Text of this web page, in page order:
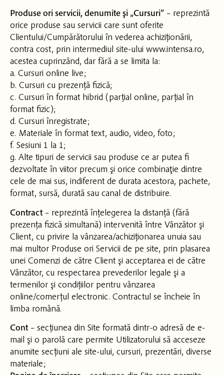
Produse ori servicii, denumite şi „Cursuri” – reprezintă
orice produse sau servicii care sunt oferite
Clientului/Cumpărătorului în vederea achiziționării,
contra cost, prin intermediul site-ului www.intensa.ro,
acestea cuprinzând, dar fără a se limita la:
a. Cursuri online live;
b. Cursuri cu prezență fizică;
c. Cursuri în format hibrid (parțial online, parțial în
format fizic);
d. Cursuri înregistrate;
e. Materiale în format text, audio, video, foto;
f. Sesiuni 1 la 1;
g. Alte tipuri de servicii sau produse ce ar putea fi
dezvoltate în viitor precum şi orice combinaţie dintre
cele de mai sus, indiferent de durata acestora, pachete,
format, sursă, durată sau canal de distribuire.
Contract– reprezintă înțelegerea la distanță (fără
prezența fizică simultană) intervenită între Vânzător şi
Client, cu privire la vânzarea/achiziționarea unuia sau
mai multor Produse ori Servicii de pe site, prin plasarea
unei Comenzi de către Client şi acceptarea ei de către
Vânzător, cu respectarea prevederilor legale şi a
termenilor şi condițiilor pentru vânzarea
online/comerțul electronic. Contractul se încheie în
limba română.
Cont– secțiunea din Site formată dintr-o adresă de e-
mail şi o parolă care permite Utilizatorului să acceseze
anumite secțiuni ale site-ului, cursuri, prezentări, diverse
materiale;